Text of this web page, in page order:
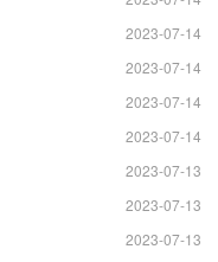
2023-07-14
2023-07-14
2023-07-14
2023-07-14
2023-07-13
2023-07-13
2023-07-13